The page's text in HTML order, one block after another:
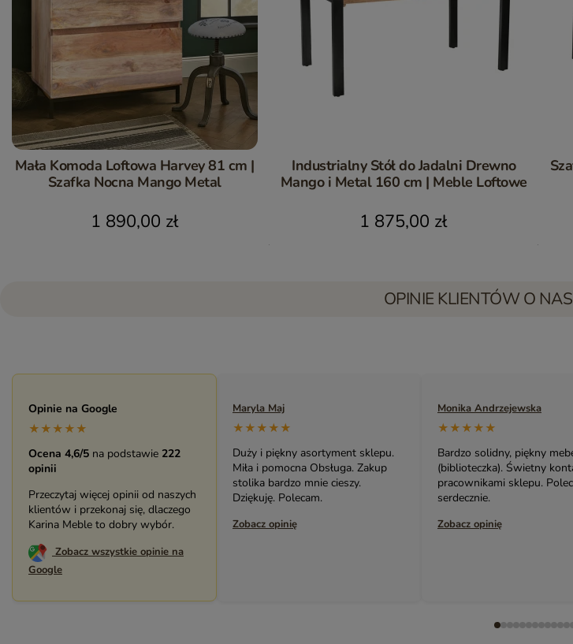
Mała Komoda Loftowa Harvey 81 cm |
Szafka Nocna Mango Metal
1 890,00 zł
Industrialny Stół do Jadalni Drewno
Mango i Metal 160 cm | Meble Loftowe
1 875,00 zł
OPINIE KLIENTÓW O
Opinie na Google
★★★★★
Ocena 4,6/5 na podstawie 222
opinii
Przeczytaj więcej opinii od naszych
klientów i przekonaj się, dlaczego
Karina Meble to dobry wybór.
Zobacz wszystkie opinie na
Google
Maryla Maj
Duży i piękny asortyment sklepu.
Miła i pomocna Obsługa. Zakup
stolika bardzo mnie cieszy.
Dziękuję. Polecam.
Zobacz opinię
Bardzo solidny, piękny mebel
(biblioteczka). Świetny kontakt z
pracownikami sklepu. Polecam
serdecznie.
meble
to już